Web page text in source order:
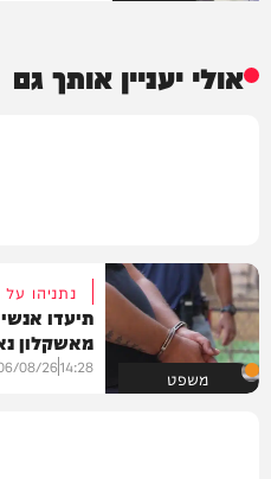
אולי יעניין אותך גם
משפט
נתניהו על
תיעדו אנשי
מאשקלון
14:28
08/26